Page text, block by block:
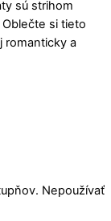
sú strihom
si tieto
romanticky a
Nepoužívať